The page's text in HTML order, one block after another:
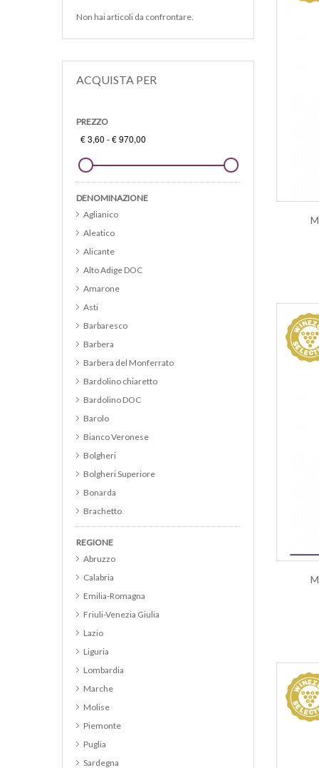
Non hai articoli da confrontare.
ACQUISTA PER
PREZZO
DENOMINAZIONE
Aglianico
Aleatico
Alicante
Alto Adige DOC
Amarone
Asti
Barbaresco
Barbera
Barbera del Monferrato
Bardolino chiaretto
Bardolino DOC
Barolo
Bianco Veronese
Bolgheri
Bolgheri Superiore
Bonarda
Brachetto
Brunello di Montalcino
Cabernet
Cabernet Sauvignon
Cerasuolo d Abruzzo DOC
Chianti Classico Riserva
REGIONE
Abruzzo
Calabria
Emilia-Romagna
Friuli-Venezia Giulia
Lazio
Liguria
Lombardia
Marche
Molise
Piemonte
Puglia
Sardegna